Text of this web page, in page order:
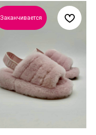
Заканчивается